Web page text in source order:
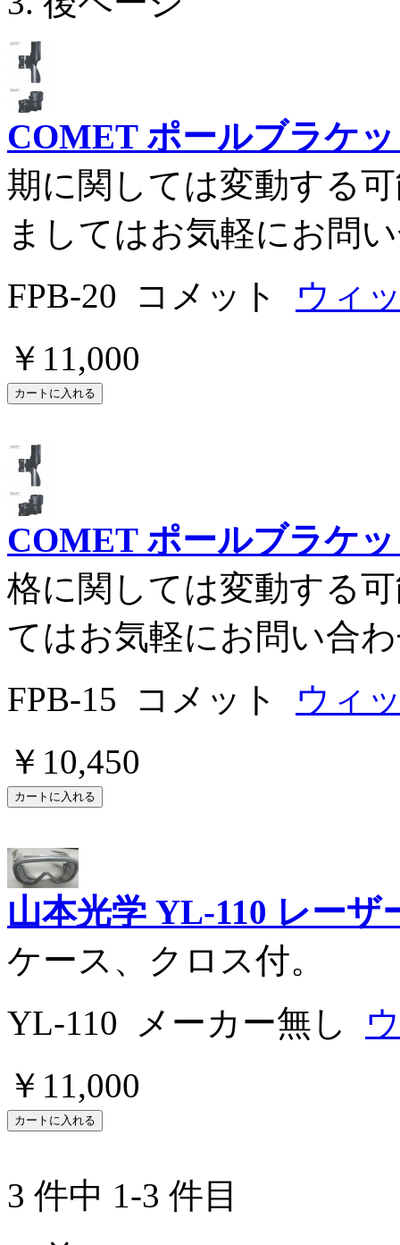
COMET ポールブラ
期に関しては変動する
ましてはお気軽にお問
FPB-20 コメット ウィ
￥11,000
COMET ポールブラ
格に関しては変動する
てはお気軽にお問い合
FPB-15 コメット ウィ
￥10,450
山本光学 YL-110 レー
ケース、クロス付。
YL-110 メーカー無し
￥11,000
3 件中 1-3 件目